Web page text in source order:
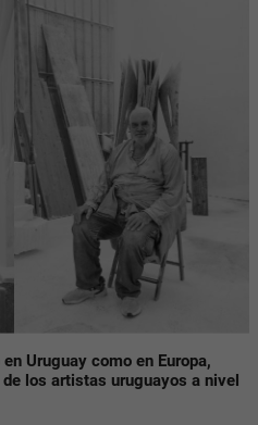
Uruguay como en Europa,
los artistas uruguayos a nivel